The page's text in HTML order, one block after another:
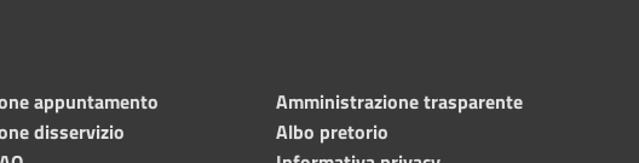
appuntamento
disservizio
Amministrazione trasparente
Albo pretorio